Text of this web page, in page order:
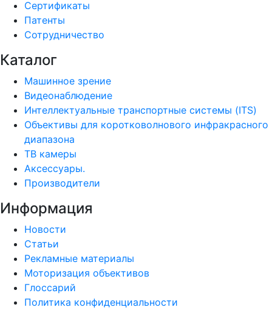
Сертификаты
Патенты
Сотрудничество
Каталог
Машинное зрение
Видеонаблюдение
Интеллектуальные транспортные системы (ITS)
Объективы для коротковолнового инфракрасного
диапазона
ТВ камеры
Аксессуары.
Производители
Информация
Новости
Статьи
Рекламные материалы
Моторизация объективов
Глоссарий
Политика конфиденциальности